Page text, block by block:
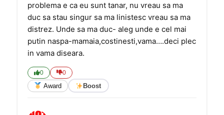
problema e ca eu sunt tanar, nu vreau sa ma
duc sa stau singur sa ma linistesc vreau sa ma
distrez. Unde sa ma duc- aleg unde e cel mai
putin naspa-mamaia,costinesti,vama….deci plec
in vama diseara.
0 0
Award Boost